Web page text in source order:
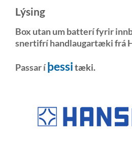
Lýsing
Box utan um batterí fyrir
snertifrí handlaugartæki frá
Passar íþessitæki.